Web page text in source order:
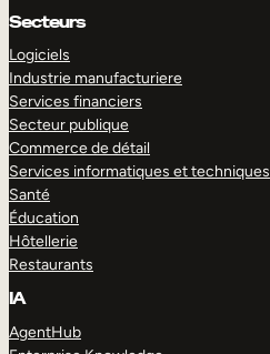
Secteurs
Logiciels
Industrie manufacturiere
Services financiers
Secteur publique
Commerce de détail
Services informatiques et techniques
Santé
Éducation
Hôtellerie
Restaurants
IA
AgentHub